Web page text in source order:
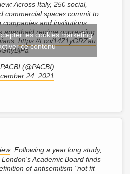
: Across Italy, 250 social,
commercial spaces commit to
companies and institutions
apartheid regime oppressing
https://t.co/14Z1yGRZau
(@PACBI)
24, 2021
les cookies marketing
ce contenu
: Following a year long study,
Academic Board finds
of antisemitism "not fit